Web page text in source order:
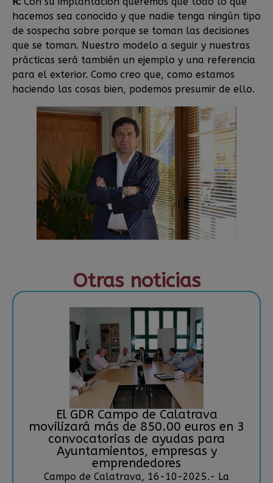
hacemos sea conocido y que nadie tenga ningún tipo
de sospecha sobre porque se toman las decisiones
que se toman. Nuestro modelo a seguir y nuestras
prácticas será también un ejemplo y una referencia
para el exterior. Como creo que, como estamos
haciendo las cosas bien, podemos presumir de ello.
Otras noticias
El GDR Campo de Calatrava
movilizará más de 850.00 euros en 3
convocatorias de ayudas para
Ayuntamientos, empresas y
emprendedores
Campo de Calatrava, 16-10-2025.- La